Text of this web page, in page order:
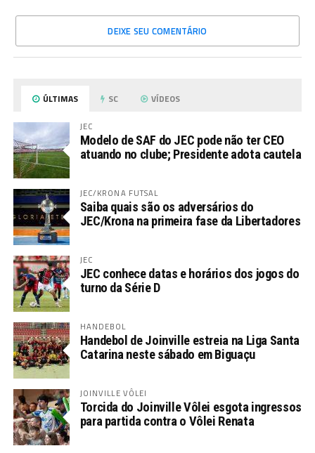
DEIXE SEU COMENTÁRIO
ÚLTIMAS SC VÍDEOS
JEC
Modelo de SAF do JEC pode não ter CEO
atuando no clube; Presidente adota cautela
JEC/KRONA FUTSAL
Saiba quais são os adversários do
JEC/Krona na primeira fase da Libertadores
JEC
JEC conhece datas e horários dos jogos do
turno da Série D
HANDEBOL
Handebol de Joinville estreia na Liga Santa
Catarina neste sábado em Biguaçu
JOINVILLE VÔLEI
Torcida do Joinville Vôlei esgota ingressos
para partida contra o Vôlei Renata